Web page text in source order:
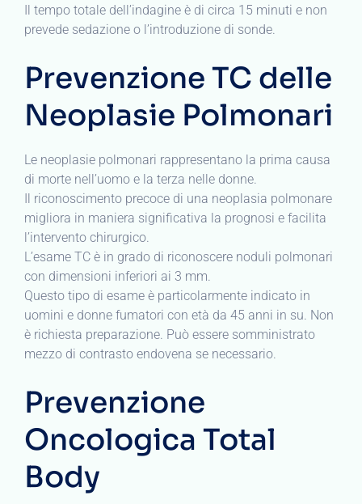
Il tempo totale dell’indagine è di circa 15 minuti e non
prevede sedazione o l’introduzione di sonde.
Prevenzione TC delle
Neoplasie Polmonari
Le neoplasie polmonari rappresentano la prima causa
di morte nell’uomo e la terza nelle donne.
Il riconoscimento precoce di una neoplasia polmonare
migliora in maniera significativa la prognosi e facilita
l’intervento chirurgico.
L’esame TC è in grado di riconoscere noduli polmonari
con dimensioni inferiori ai 3 mm.
Questo tipo di esame è particolarmente indicato in
uomini e donne fumatori con età da 45 anni in su. Non
è richiesta preparazione. Può essere somministrato
mezzo di contrasto endovena se necessario.
Prevenzione
Oncologica Total
Body